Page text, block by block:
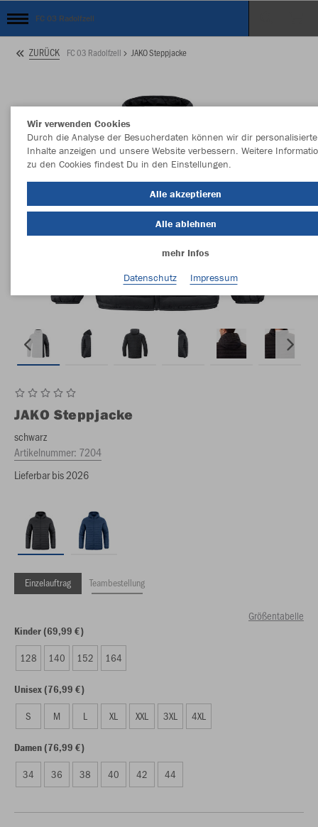
FC 03 Radolfzell
ZURÜCK FC 03 Radolfzell JAKO Steppjacke
JAKO Steppjacke
schwarz
Artikelnummer: 7204
Lieferbar bis 2026
Einzelauftrag Teambestellung
Größentabelle
Kinder (69,99 €)
128 140 152 164
Unisex (76,99 €)
S M L XL XXL 3XL 4XL
Damen (76,99 €)
34 36 38 40 42 44
Wir verwenden Cookies
Durch die Analyse der Besucherdaten können wir dir personalisierte
Inhalte anzeigen und unsere Website verbessern. Weitere
zu den Cookies findest Du in den Einstellungen.
Alle akzeptieren
Alle ablehnen
mehr Infos
Datenschutz
Impressum